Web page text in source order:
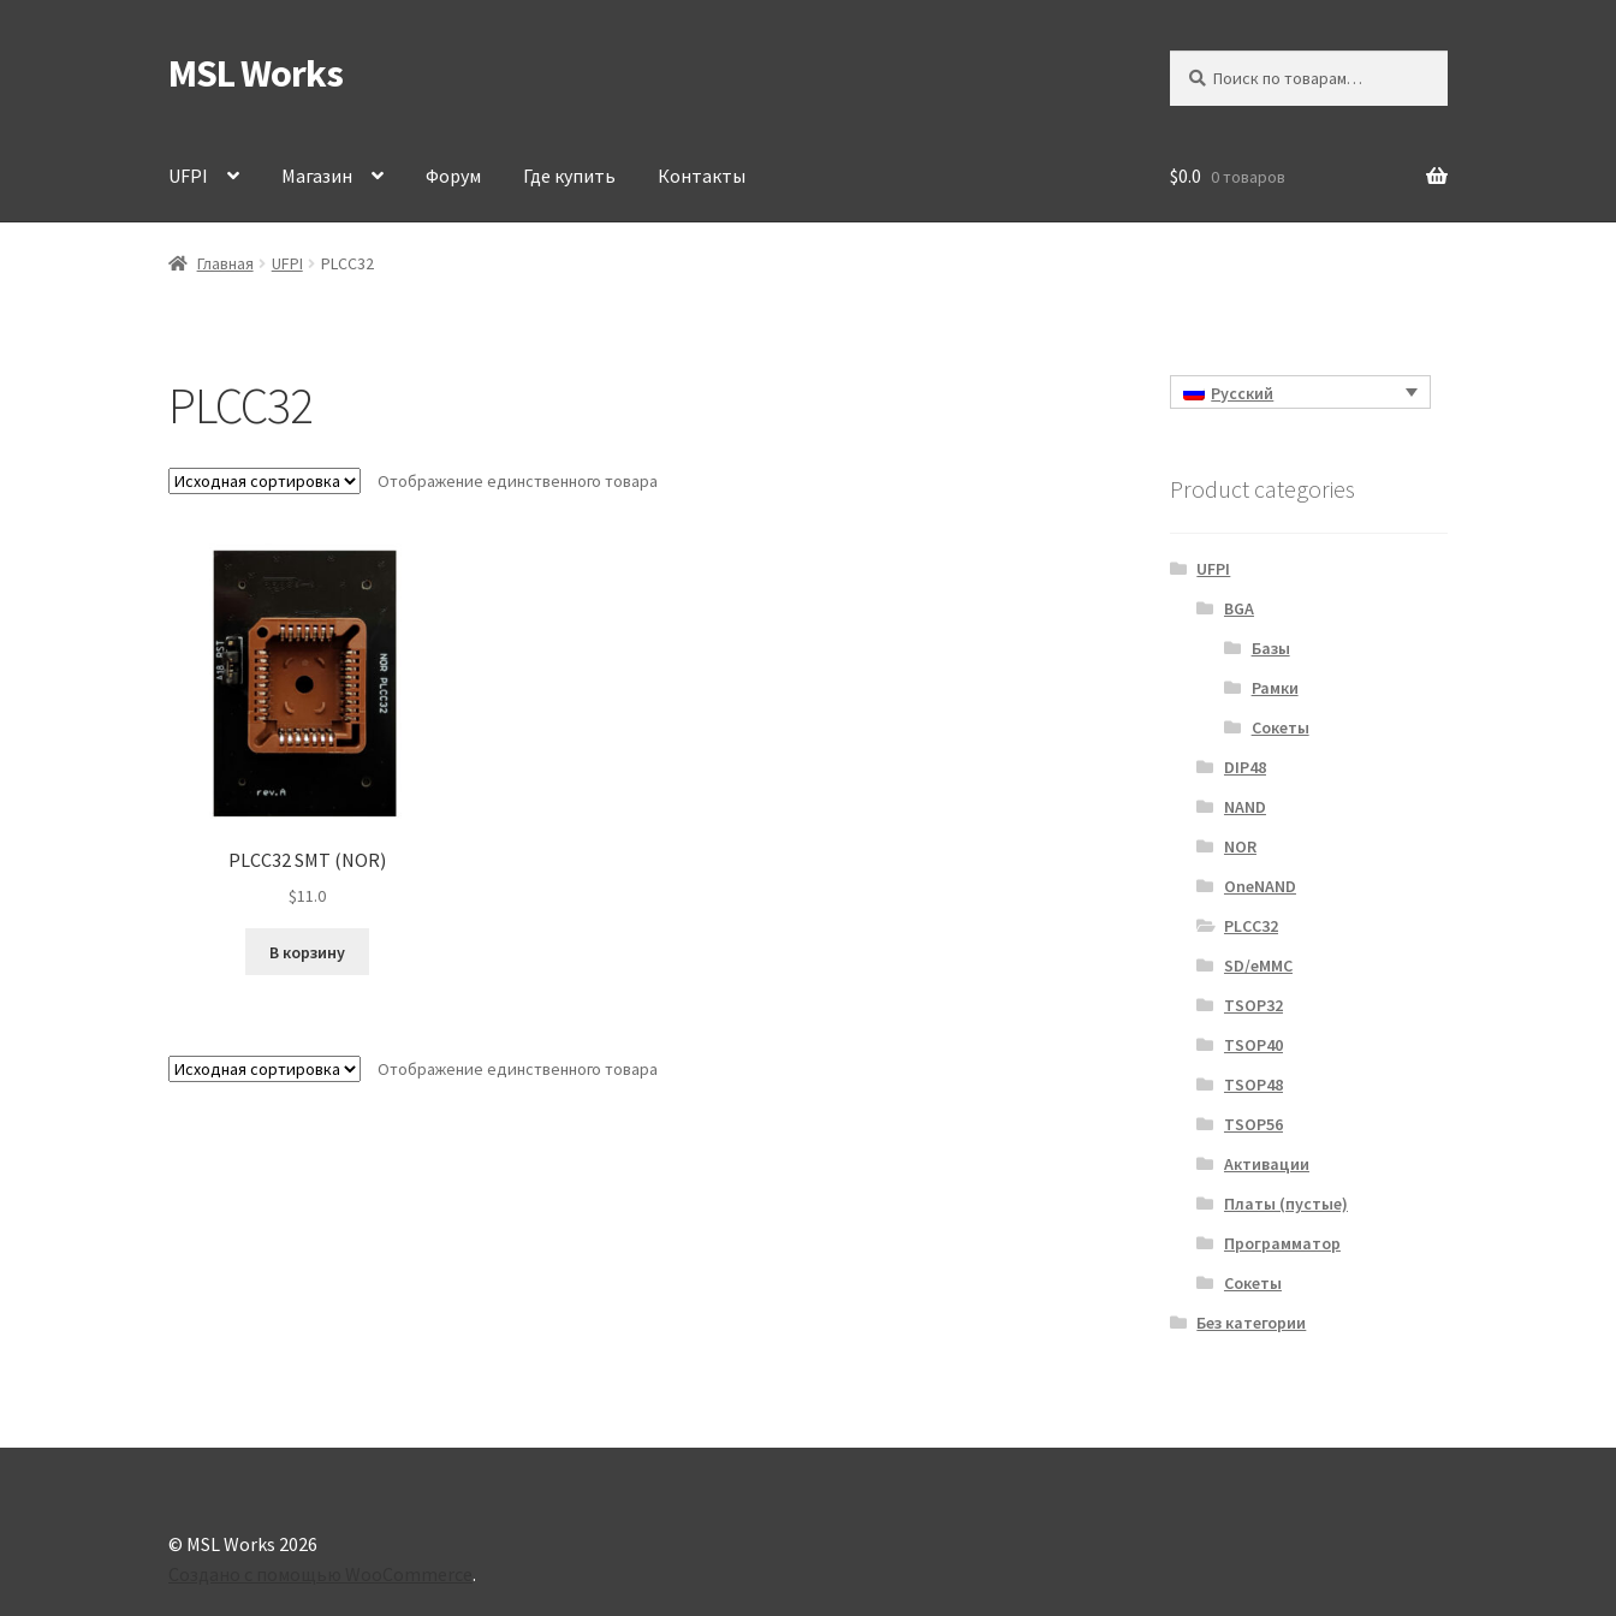
Перейти
к
Перейти
к
MSL Works
UFPI Магазин Форум Где купить Контакты $0.0 0 товаров
Главная UFPI PLCC32
PLCC32
Отображение единственного товара
PLCC32 SMT (NOR)
$11.0
В корзину
Отображение единственного товара
Русский
Product categories
UFPI
BGA
Базы
Рамки
Сокеты
DIP48
NAND
NOR
OneNAND
PLCC32
SD/eMMC
TSOP32
TSOP40
TSOP48
TSOP56
Активации
Платы (пустые)
Программатор
Сокеты
Без категории
© MSL Works 2026
Создано с помощью WooCommerce.